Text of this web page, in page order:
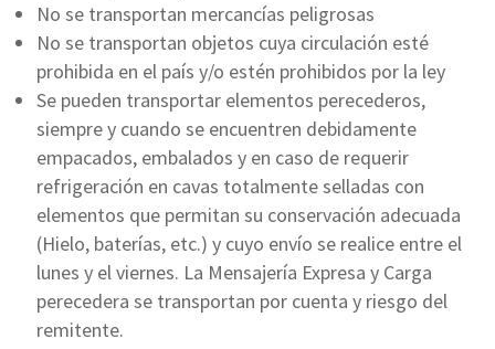
No se transportan mercancías peligrosas
No se transportan objetos cuya circulación esté
prohibida en el país y/o estén prohibidos por la ley
Se pueden transportar elementos perecederos,
siempre y cuando se encuentren debidamente
empacados, embalados y en caso de requerir
refrigeración en cavas totalmente selladas con
elementos que permitan su conservación adecuada
(Hielo, baterías, etc.) y cuyo envío se realice entre el
lunes y el viernes. La Mensajería Expresa y Carga
perecedera se transportan por cuenta y riesgo del
remitente.